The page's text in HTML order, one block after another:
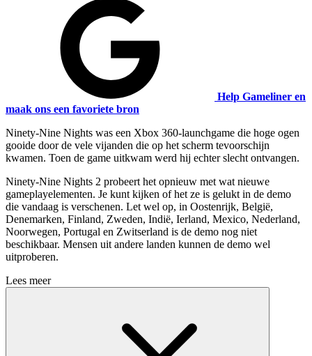
Help Gameliner en
maak ons een favoriete bron
Ninety-Nine Nights was een Xbox 360-launchgame die hoge ogen
gooide door de vele vijanden die op het scherm tevoorschijn
kwamen. Toen de game uitkwam werd hij echter slecht ontvangen.
Ninety-Nine Nights 2 probeert het opnieuw met wat nieuwe
gameplayelementen. Je kunt kijken of het ze is gelukt in de demo
die vandaag is verschenen. Let wel op, in Oostenrijk, België,
Denemarken, Finland, Zweden, Indië, Ierland, Mexico, Nederland,
Noorwegen, Portugal en Zwitserland is de demo nog niet
beschikbaar. Mensen uit andere landen kunnen de demo wel
uitproberen.
Lees meer